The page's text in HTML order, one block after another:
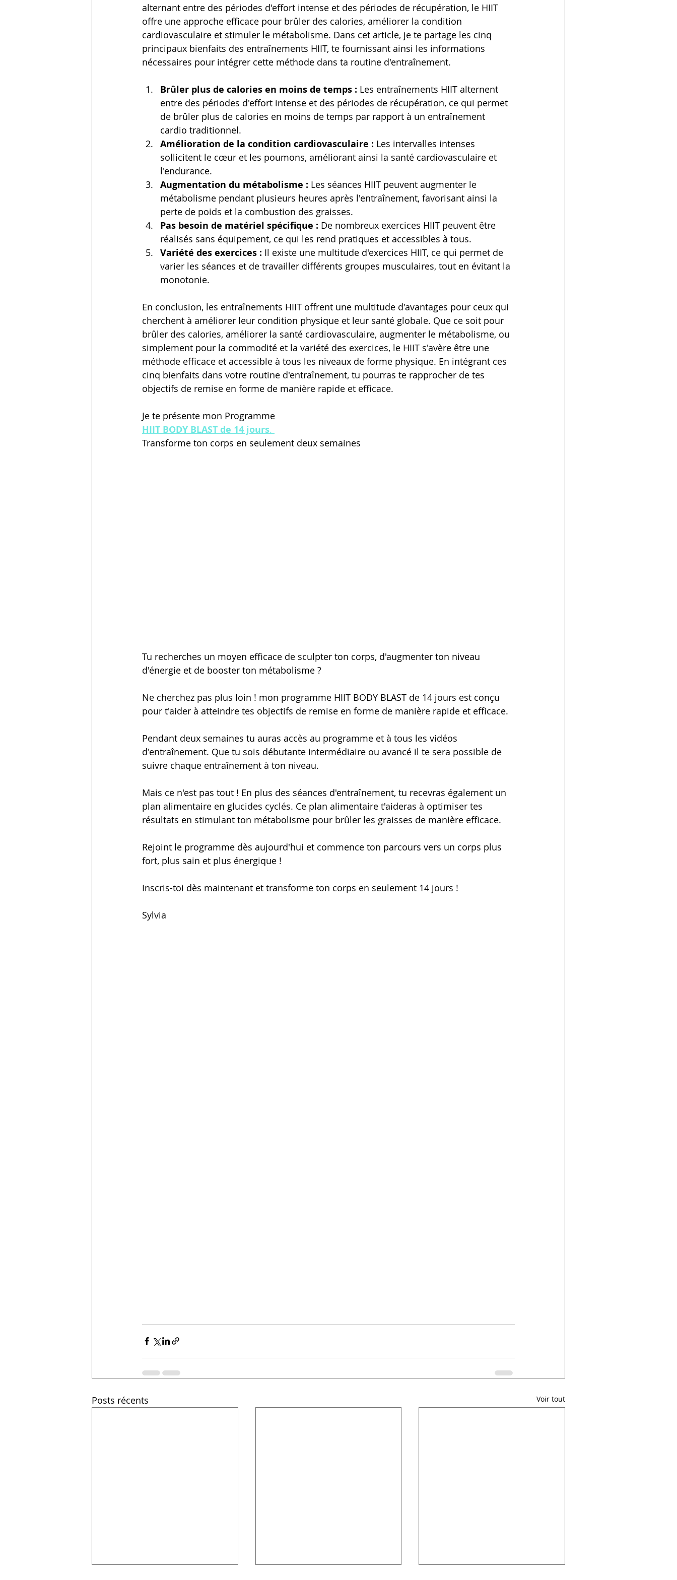
alternant entre des périodes d'effort intense et des périodes de récupération, le HIIT
offre une approche efficace pour brûler des calories, améliorer la condition
cardiovasculaire et stimuler le métabolisme. Dans cet article, je te partage les cinq
principaux bienfaits des entraînements HIIT, te fournissant ainsi les informations
nécessaires pour intégrer cette méthode dans ta routine d'entraînement.
Brûler plus de calories en moins de temps : Les entraînements HIIT alternent
entre des périodes d'effort intense et des périodes de récupération, ce qui permet
de brûler plus de calories en moins de temps par rapport à un entraînement
cardio traditionnel.
Amélioration de la condition cardiovasculaire : Les intervalles intenses
sollicitent le cœur et les poumons, améliorant ainsi la santé cardiovasculaire et
l'endurance.
Augmentation du métabolisme : Les séances HIIT peuvent augmenter le
métabolisme pendant plusieurs heures après l'entraînement, favorisant ainsi la
perte de poids et la combustion des graisses.
Pas besoin de matériel spécifique : De nombreux exercices HIIT peuvent être
réalisés sans équipement, ce qui les rend pratiques et accessibles à tous.
Variété des exercices : Il existe une multitude d'exercices HIIT, ce qui permet de
varier les séances et de travailler différents groupes musculaires, tout en évitant la
monotonie.
En conclusion, les entraînements HIIT offrent une multitude d'avantages pour ceux qui
cherchent à améliorer leur condition physique et leur santé globale. Que ce soit pour
brûler des calories, améliorer la santé cardiovasculaire, augmenter le métabolisme, ou
simplement pour la commodité et la variété des exercices, le HIIT s'avère être une
méthode efficace et accessible à tous les niveaux de forme physique. En intégrant ces
cinq bienfaits dans votre routine d'entraînement, tu pourras te rapprocher de tes
objectifs de remise en forme de manière rapide et efficace.
Je te présente mon Programme
HIIT BODY BLAST de 14 jours.
Transforme ton corps en seulement deux semaines
Tu recherches un moyen efficace de sculpter ton corps, d'augmenter ton niveau
d'énergie et de booster ton métabolisme ?
Ne cherchez pas plus loin ! mon programme HIIT BODY BLAST de 14 jours est conçu
pour t'aider à atteindre tes objectifs de remise en forme de manière rapide et efficace.
Pendant deux semaines tu auras accès au programme et à tous les vidéos
d'entraînement. Que tu sois débutante intermédiaire ou avancé il te sera possible de
suivre chaque entraînement à ton niveau.
Mais ce n'est pas tout ! En plus des séances d'entraînement, tu recevras également un
plan alimentaire en glucides cyclés. Ce plan alimentaire t'aideras à optimiser tes
résultats en stimulant ton métabolisme pour brûler les graisses de manière efficace.
Rejoint le programme dès aujourd'hui et commence ton parcours vers un corps plus
fort, plus sain et plus énergique !
Inscris-toi dès maintenant et transforme ton corps en seulement 14 jours !
Sylvia
Posts récents Voir tout